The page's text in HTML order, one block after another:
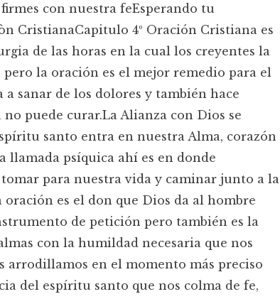
con nuestra feEsperando tu
CristianaCapitulo 4º Oración Cristiana es
de las horas en la cual los creyentes la
pero la oración es el mejor remedio para el
a sanar de los dolores y también hace
puede curar.La Alianza con Dios se
santo entra en nuestra Alma, corazón
llamada psíquica ahí es en donde
para nuestra vida y caminar junto a la
es el don que Dios da al hombre
de petición pero también es la
con la humildad necesaria que nos
arrodillamos en el momento más preciso
del espíritu santo que nos colma de fe,